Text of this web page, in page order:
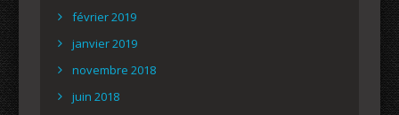
février 2019
janvier 2019
novembre 2018
juin 2018